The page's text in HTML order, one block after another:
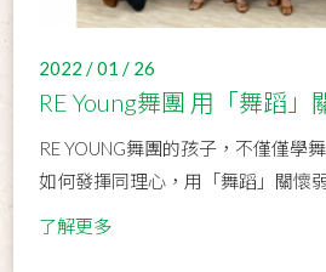
2022 / 01 / 26
RE Young舞團 用「舞蹈」
RE YOUNG舞團的孩子，不僅僅學
如何發揮同理心，用「舞蹈」關懷
了解更多